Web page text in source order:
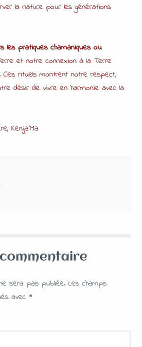
la nature pour les générations
les pratiques chamaniques ou
et notre connexion à la Terre
Ces rituels montrent notre respect,
désir de vivre en harmonie avec la
Kenja’Ma
sera pas publiée. Les champs
avec*